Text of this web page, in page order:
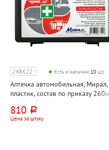
248622 Есть в наличии 10 шт.
Аптечка автомобильная, Мирал,
пластик, состав по приказу 260н
810 руб.
Цена за штуку